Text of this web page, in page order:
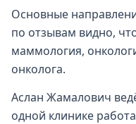
Основные
по отзывам видно,
маммология,
онколога.
Аслан Жамалович
одной клинике